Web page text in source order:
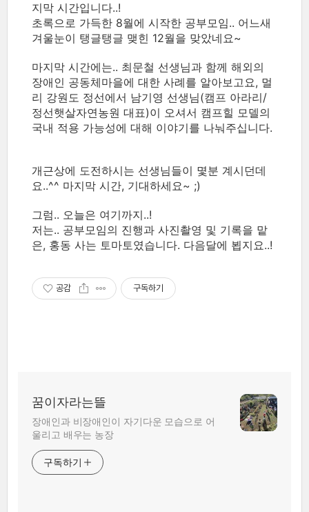
지막 시간입니다..!
초록으로 가득한 8월에 시작한 공부모임.. 어느새
겨울눈이 탱글탱글 맺힌 12월을 맞았네요~
마지막 시간에는.. 최문철 선생님과 함께 해외의
장애인 공동체마을에 대한 사례를 알아보고요, 멀
리 강원도 정선에서 남기영 선생님(캠프 아라리/
정선햇살자연농원 대표)이 오셔서 캠프힐 모델의
국내 적용 가능성에 대해 이야기를 나눠주십니다.
개근상에 도전하시는 선생님들이 몇분 계시던데
요..^^ 마지막 시간, 기대하세요~ ;)
그럼.. 오늘은 여기까지..!
저는.. 공부모임의 진행과 사진촬영 및 기록을 맡
은, 홍동 사는 토마토였습니다. 다음달에 뵙지요..!
공감 구독하기
꿈이자라는뜰
장애인과 비장애인이 자기다운 모습으로 어
울리고 배우는 농장
구독하기